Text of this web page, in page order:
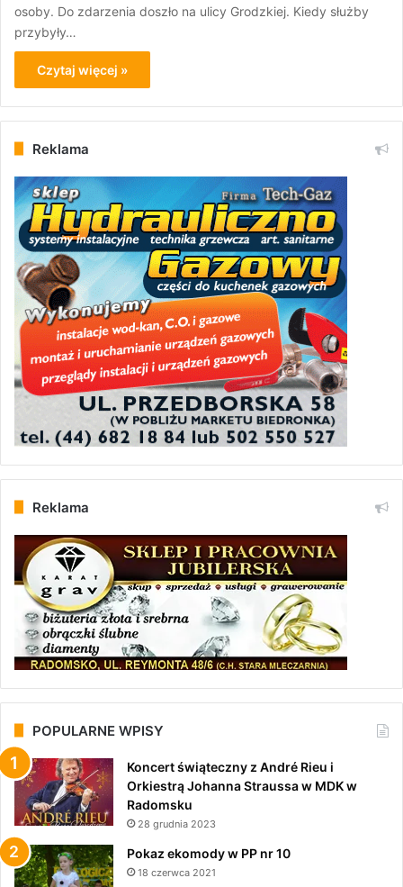
osoby. Do zdarzenia doszło na ulicy Grodzkiej. Kiedy służby
przybyły…
Czytaj więcej »
Reklama
Reklama
POPULARNE WPISY
Koncert świąteczny z André Rieu i
Orkiestrą Johanna Straussa w MDK w
Radomsku
28 grudnia 2023
Pokaz ekomody w PP nr 10
18 czerwca 2021